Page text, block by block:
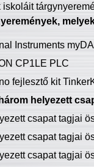
iskoláit
Instruments
CP1LE PLC
fejlesztő kit
helyezett
csapat tagjai
csapat tagjai
csapat tagjai